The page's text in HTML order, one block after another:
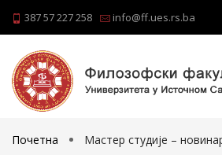
387 57 227 258 info@ff.ues.rs.ba
Почетна Мастер студије –